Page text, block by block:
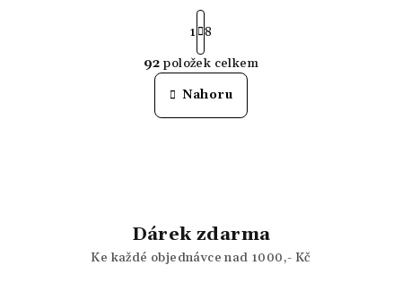
O
v
l
p
r
S
t
r
á
n
k
o
1
8
92 položek celkem
Nahoru
Dárek zdarma
Ke každé objednávce nad 1000,- Kč